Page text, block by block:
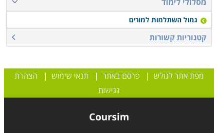
גמול השתלמות למורים
קטגוריות קשורות
מפת אתר לגולש |פרסם באתר | תנאי שימוש | הצהרת
נגישות
Coursim